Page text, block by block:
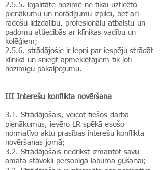
2.5.5. lojalitāte nozīmē ne tikai uzticēto
pienākumu un norādījumu izpildi, bet arī
radošu līdzdalību, profesionālu atbalstu un
padomu attiecībās ar klīnikas vadību un
kolēģiem;
2.5.6. strādājošie ir lepni par iespēju strādāt
klīnikā un sniegt apmeklētājiem tik ļoti
nozīmīgu pakalpojumu.
III Interešu konflikta novēršana
3.1. Strādājošais, veicot tiešos darba
pienākumus, ievēro LR spēkā esošo
normatīvo aktu prasības interešu konflikta
novēršanas jomā;
3.2. Strādājošais nedrīkst izmantot savu
amata stāvokli personīgā labuma gūšanai;